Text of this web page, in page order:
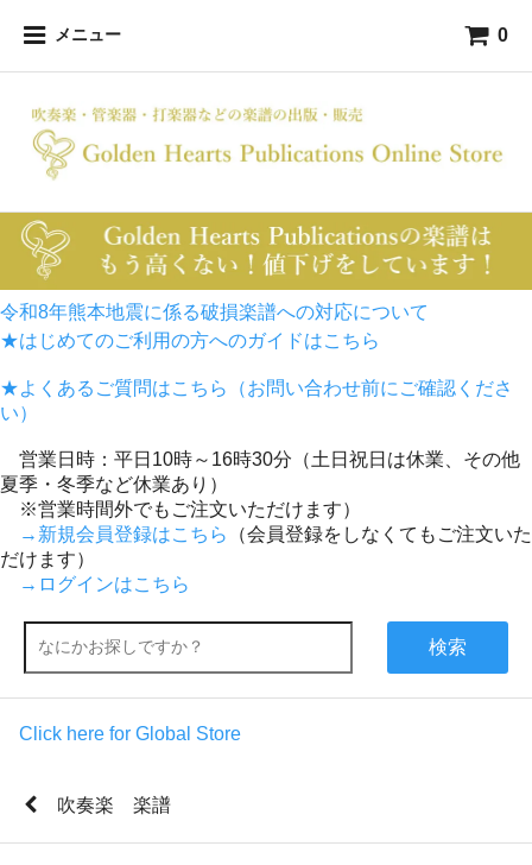
メニュー 0
令和8年熊本地震に係る破損楽譜への対応について
★はじめてのご利用の方へのガイドはこちら
★よくあるご質問はこちら（お問い合わせ前にご確認くださ
い）
営業日時：平日10時～16時30分（土日祝日は休業、その他
夏季・冬季など休業あり）
※営業時間外でもご注文いただけます）
→新規会員登録はこちら
（会員登録をしなくてもご注文いた
だけます）
→ログインはこちら
検索
Click here for Global Store
吹奏楽 楽譜